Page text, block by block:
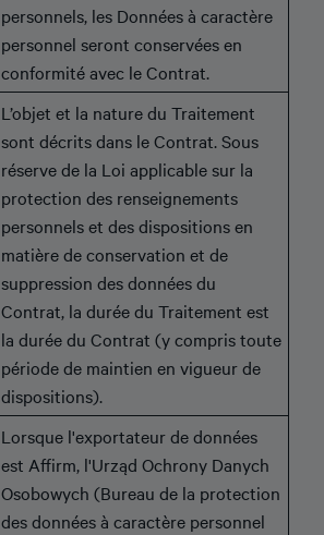
personnels, les Données à caractère
personnel seront conservées en
conformité avec le Contrat.
L’objet et la nature du Traitement
sont décrits dans le Contrat. Sous
réserve de la Loi applicable sur la
protection des renseignements
personnels et des dispositions en
matière de conservation et de
suppression des données du
Contrat, la durée du Traitement est
la durée du Contrat (y compris toute
période de maintien en vigueur de
dispositions).
Lorsque l'exportateur de données
est Affirm, l'Urząd Ochrony Danych
Osobowych (Bureau de la protection
des données à caractère personnel